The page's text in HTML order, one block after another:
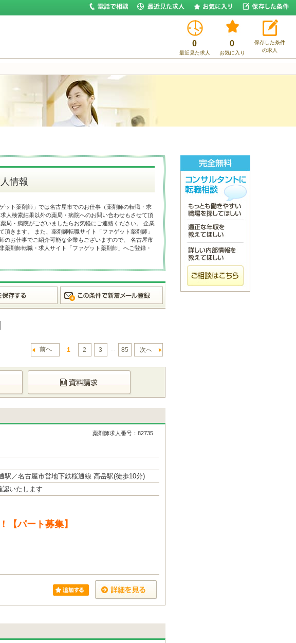
0
最近見た求人
0
お気に入り
保存した条件
の求人
情報
ット薬剤師」では名古屋市でのお仕事（薬剤師の転職・求
人検索結果以外の薬局・病院へのお問い合わせもさせて頂
局・病院がございましたらお気軽にご連絡ください。 企業
頂きます。 また、薬剤師転職サイト「ファゲット薬剤師」
のお仕事でご紹介可能な企業もございますので、 名古屋市
薬剤師転職・求人サイト「ファゲット薬剤師」へご登録・
前へ 1 2 3 ... 85 次へ
薬剤師求人番号：82735
駅／名古屋市営地下鉄桜通線 高岳駅(徒歩10分)
いたします
【パート募集】